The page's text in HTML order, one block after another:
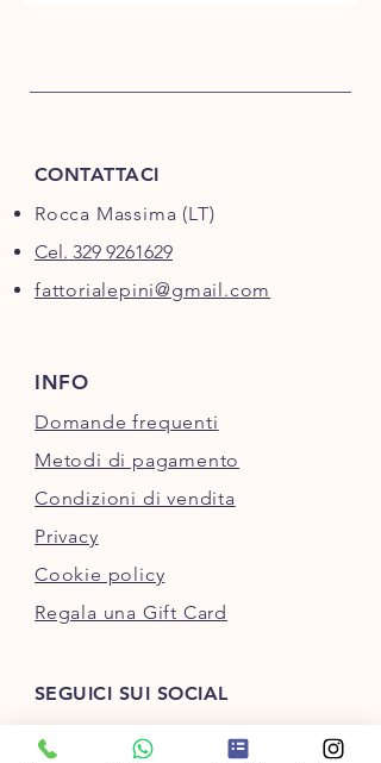
CONTATTACI
Rocca Massima (LT)
Cel. 329 9261629
fattorialepini@gmail.com
INFO
Domande frequenti
Metodi di pagamento
Condizioni di vendita
Privacy
Cookie policy
Regala una Gift Card
SEGUICI SUI SOCIAL